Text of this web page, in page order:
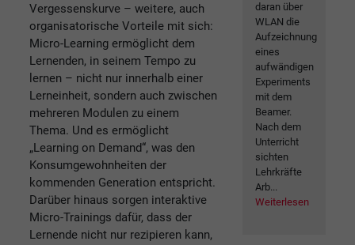
Vergessenskurve – weitere, auch
organisatorische Vorteile mit sich:
Micro-Learning ermöglicht dem
Lernenden, in seinem Tempo zu
lernen – nicht nur innerhalb einer
Lerneinheit, sondern auch zwischen
mehreren Modulen zu einem
Thema. Und es ermöglicht
„Learning on Demand“, was den
Konsumgewohnheiten der
kommenden Generation entspricht.
Darüber hinaus sorgen interaktive
Micro-Trainings dafür, dass der
Lernende nicht nur rezipieren kann,
daran über
WLAN die
Aufzeichnung
eines
aufwändigen
Experiments
mit dem
Beamer.
Nach dem
Unterricht
sichten
Lehrkräfte
Arb...
Weiterlesen